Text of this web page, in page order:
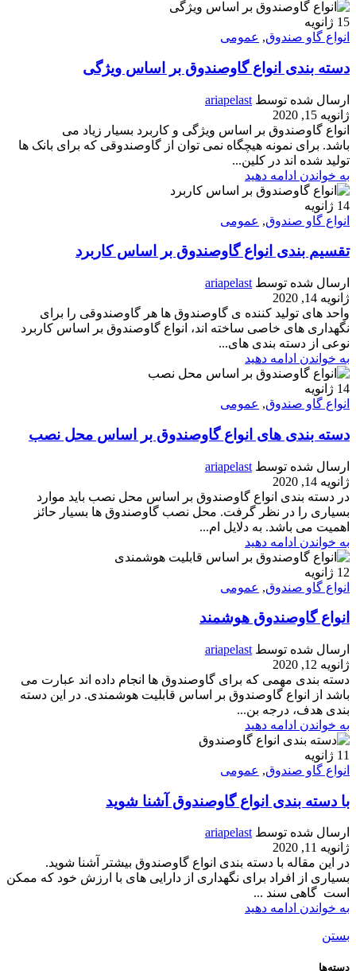
15 ژانویه
انواع گاو صندوق, عمومی
دسته بندی انواع گاوصندوق بر اساس ویژگی
ارسال شده توسط ariapelast
ژانویه 15, 2020
انواع گاوصندوق بر اساس ویژگی و کاربرد بسیار زیاد می
باشد. برای نمونه هیچگاه نمی توان از گاوصندوقی که برای بانک ها
تولید شده اند در کلین...
به خواندن ادامه دهید
14 ژانویه
انواع گاو صندوق, عمومی
تقسیم بندی انواع گاوصندوق بر اساس کاربرد
ارسال شده توسط ariapelast
ژانویه 14, 2020
واحد های تولید کننده ی گاوصندوق ها هر گاوصندوقی را برای
نگهداری های خاصی ساخته اند، انواع گاوصندوق بر اساس کاربرد
نوعی از دسته بندی های...
به خواندن ادامه دهید
14 ژانویه
انواع گاو صندوق, عمومی
دسته بندی های انواع گاوصندوق بر اساس محل نصب
ارسال شده توسط ariapelast
ژانویه 14, 2020
در دسته بندی انواع گاوصندوق بر اساس محل نصب باید موارد
بسیاری را در نظر گرفت. محل نصب گاوصندوق ها بسیار حائز
اهمیت می باشد. به دلایل ام...
به خواندن ادامه دهید
12 ژانویه
انواع گاو صندوق, عمومی
انواع گاوصندوق هوشمند
ارسال شده توسط ariapelast
ژانویه 12, 2020
دسته بندی مهمی که برای گاوصندوق ها انجام داده اند عبارت می
باشد از انواع گاوصندوق بر اساس قابلیت هوشمندی. در این دسته
بندی هدف، درجه بن...
به خواندن ادامه دهید
11 ژانویه
انواع گاو صندوق, عمومی
با دسته بندی انواع گاوصندوق آشنا شوید
ارسال شده توسط ariapelast
ژانویه 11, 2020
در این مقاله با دسته بندی انواع گاوصندوق بیشتر آشنا شوید.
بسیاری از افراد برای نگهداری از دارایی های با ارزش خود که ممکن
است گاهی سند ...
به خواندن ادامه دهید
بستن
دسته‌ها